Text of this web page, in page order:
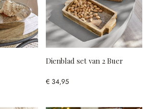
Dienblad set van 2 Buer
€ 34,95